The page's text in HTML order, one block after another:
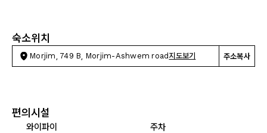
숙소위치
Morjim, 749 B, Morjim-Ashwem road 지도보기 주소복사
편의시설
와이파이
주차